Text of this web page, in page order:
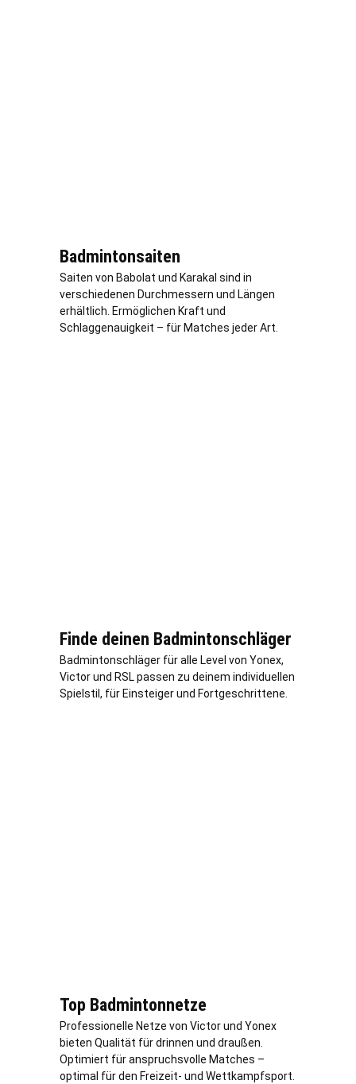
Badmintonsaiten
Saiten von Babolat und Karakal sind in
verschiedenen Durchmessern und Längen
erhältlich. Ermöglichen Kraft und
Schlaggenauigkeit – für Matches jeder Art.
Finde deinen Badmintonschläger
Badmintonschläger für alle Level von Yonex,
Victor und RSL passen zu deinem individuellen
Spielstil, für Einsteiger und Fortgeschrittene.
Top Badmintonnetze
Professionelle Netze von Victor und Yonex
bieten Qualität für drinnen und draußen.
Optimiert für anspruchsvolle Matches –
optimal für den Freizeit- und Wettkampfsport.